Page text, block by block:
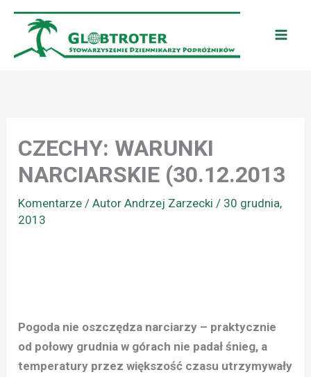
Przejdź
treści
CZECHY: WARUNKI
NARCIARSKIE (30.12.2013
Komentarze / Autor Andrzej Zarzecki/ 30 grudnia,
2013
Pogoda nie oszczędza narciarzy – praktycznie
od połowy grudnia w górach nie padał śnieg, a
temperatury przez większość czasu utrzymywały